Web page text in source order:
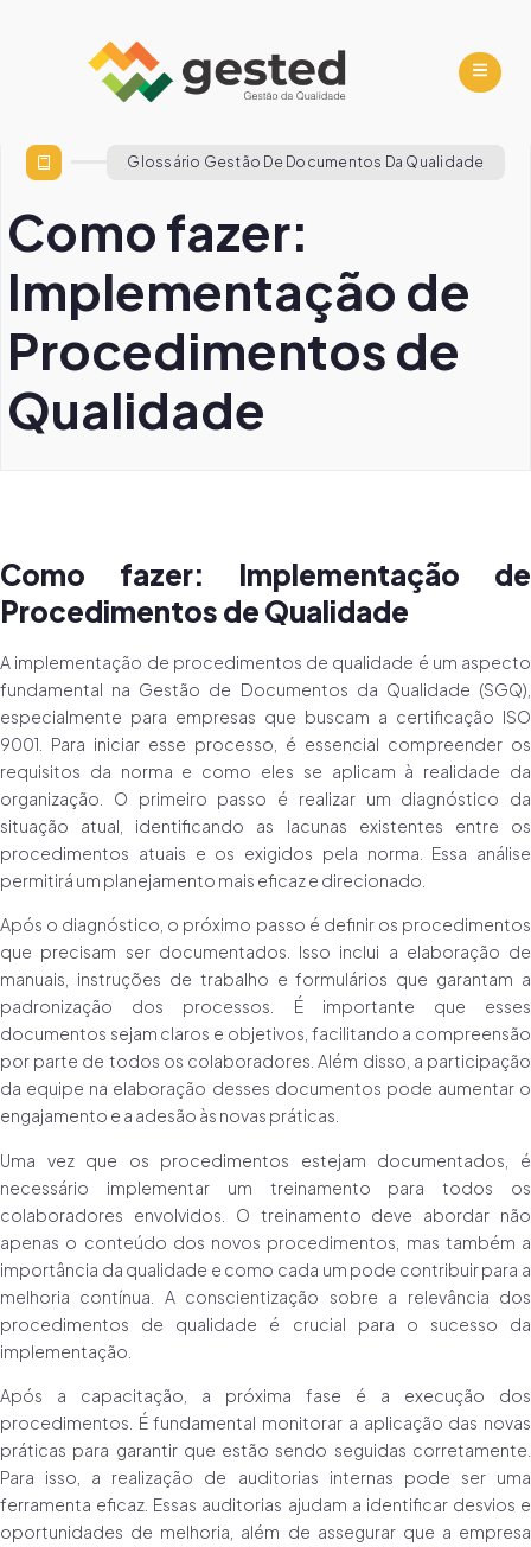
Glossário Gestão De Documentos Da Qualidade
Como fazer:
Implementação de
Procedimentos de
Qualidade
Como fazer: Implementação de
Procedimentos de Qualidade
A implementação de procedimentos de qualidade é um aspecto
fundamental na Gestão de Documentos da Qualidade (SGQ),
especialmente para empresas que buscam a certificação ISO
9001. Para iniciar esse processo, é essencial compreender os
requisitos da norma e como eles se aplicam à realidade da
organização. O primeiro passo é realizar um diagnóstico da
situação atual, identificando as lacunas existentes entre os
procedimentos atuais e os exigidos pela norma. Essa análise
permitirá um planejamento mais eficaz e direcionado.
Após o diagnóstico, o próximo passo é definir os procedimentos
que precisam ser documentados. Isso inclui a elaboração de
manuais, instruções de trabalho e formulários que garantam a
padronização dos processos. É importante que esses
documentos sejam claros e objetivos, facilitando a compreensão
por parte de todos os colaboradores. Além disso, a participação
da equipe na elaboração desses documentos pode aumentar o
engajamento e a adesão às novas práticas.
Uma vez que os procedimentos estejam documentados, é
necessário implementar um treinamento para todos os
colaboradores envolvidos. O treinamento deve abordar não
apenas o conteúdo dos novos procedimentos, mas também a
importância da qualidade e como cada um pode contribuir para a
melhoria contínua. A conscientização sobre a relevância dos
procedimentos de qualidade é crucial para o sucesso da
implementação.
Após a capacitação, a próxima fase é a execução dos
procedimentos. É fundamental monitorar a aplicação das novas
práticas para garantir que estão sendo seguidas corretamente.
Para isso, a realização de auditorias internas pode ser uma
ferramenta eficaz. Essas auditorias ajudam a identificar desvios e
oportunidades de melhoria, além de assegurar que a empresa